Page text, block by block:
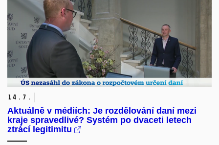
14. 7.
Aktuálně v médiích: Je rozdělování daní mezi
kraje spravedlivé? Systém po dvaceti letech
ztrácí legitimitu